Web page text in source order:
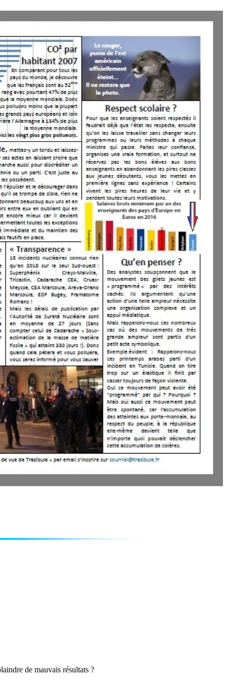
de mauvais résultats ?